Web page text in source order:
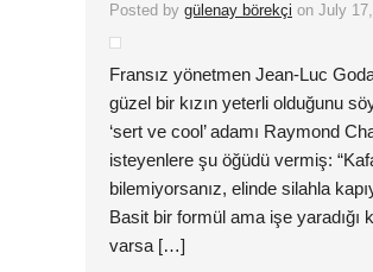
Posted by gülenay börekçi on July
Fransız yönetmen Jean-Luc
güzel bir kızın yeterli olduğunu
‘sert ve cool’ adamı Raymond
isteyenlere şu öğüdü vermiş:
bilemiyorsanız, elinde silahla
Basit bir formül ama işe
varsa […]